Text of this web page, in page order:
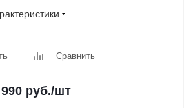
Сравнить
руб./шт